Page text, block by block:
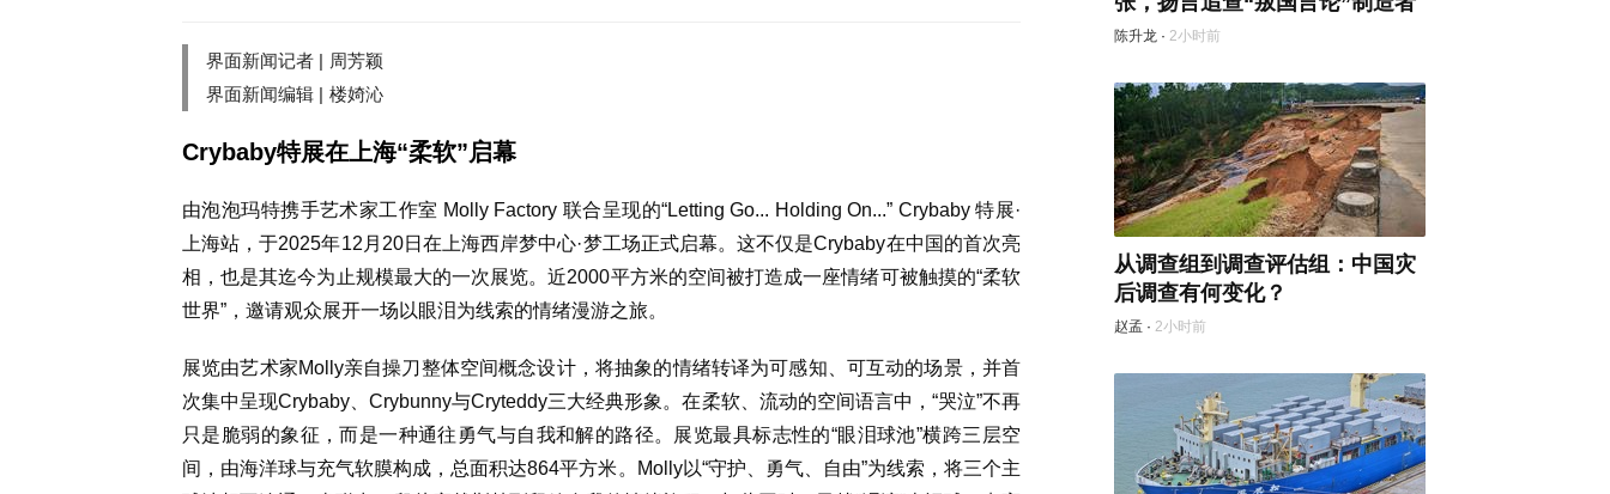
界面新闻记者 | 周芳颖
界面新闻编辑 | 楼婍沁
Crybaby特展在上海“柔软”启幕
由泡泡玛特携手艺术家工作室 Molly Factory 联合呈现的“Letting Go... Holding On...” Crybaby 特展·
上海站，于2025年12月20日在上海西岸梦中心·梦工场正式启幕。这不仅是Crybaby在中国的首次亮
相，也是其迄今为止规模最大的一次展览。近2000平方米的空间被打造成一座情绪可被触摸的“柔软
世界”，邀请观众展开一场以眼泪为线索的情绪漫游之旅。
展览由艺术家Molly亲自操刀整体空间概念设计，将抽象的情绪转译为可感知、可互动的场景，并首
次集中呈现Crybaby、Crybunny与Cryteddy三大经典形象。在柔软、流动的空间语言中，“哭泣”不再
只是脆弱的象征，而是一种通往勇气与自我和解的路径。展览最具标志性的“眼泪球池”横跨三层空
间，由海洋球与充气软膜构成，总面积达864平方米。Molly以“守护、勇气、自由”为线索，将三个主
陈升龙 · 2小时前
从调查组到调查评估组：中国灾
后调查有何变化？
赵孟 · 2小时前